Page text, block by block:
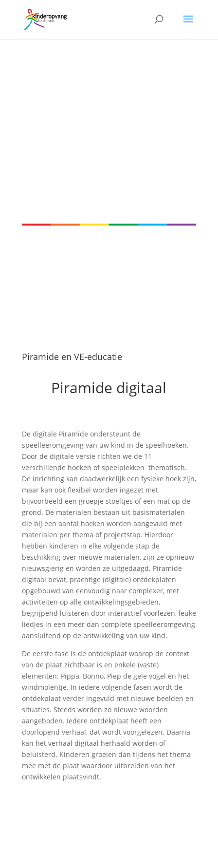
Piramide en VE-educatie
Piramide digitaal
De digitale Piramide ondersteunt de
speelleeromgeving van uw kind in de speelhoeken.
Door de digitale versie richten we de 11
verschillende hoeken of speelplekken thematisch.
De inrichting kan daadwerkelijk een fysieke hoek zijn,
maar kan ook flexibel worden ingezet met
bijvoorbeeld een groepje stoeltjes of een mat op de
grond. De materialen bestaan uit basismaterialen
die bij een aantal hoeken worden aangevuld met
materialen per thema of projectstap. Hierdoor
hebben kinderen in elke volgende stap de
beschikking over nieuwe materialen, zijn ze opnieuw
nieuwsgierig en worden ze uitgedaagd. Piramide
digitaal bevat, prachtige (digitale) ontdekplaten
opgebouwd van eenvoudig naar complexer, met
activiteiten op alle ontwikkelingsgebieden,
begrijpend luisteren door interactief voorlezen, leuke
liedjes in een meer dan complete speelleeromgeving
aansluitend op de ontwikkeling van uw kind.
De eerste fase is de ontdekplaat waarop de context
van de plaat zichtbaar is en enkele (vaste)
elementen: Pippa, Bonno, Piep de gele vogel en het
windmolentje. In iedere volgende fasen wordt de
ontdekplaat verder ingevuld met nieuwe beelden en
situaties. Steeds worden zo nieuwe woorden
aangeboden. Iedere ontdekplaat heeft een
doorlopend verhaal, dat wordt voorgelezen. Daarna
kan het verhaal digitaal herhaald worden of
beluisterd. Kinderen groeien dan tijdens het thema
mee met de plaat waardoor uitbreiden van het
ontwikkelen plaatsvindt.